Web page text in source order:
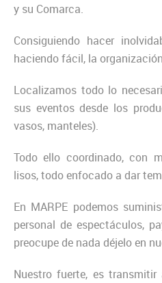
y su Comarca.
Consiguiendo hacer
haciendo fácil, la
Localizamos todo lo
sus eventos desde los
vasos, manteles).
Todo ello coordinado, con
lisos, todo enfocado a dar
En MARPE podemos
personal de espectáculos,
preocupe de nada déjelo en
Nuestro fuerte, es